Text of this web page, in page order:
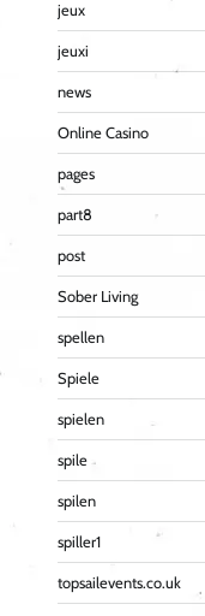
jeux
jeuxi
news
Online Casino
pages
part8
post
Sober Living
spellen
Spiele
spielen
spile
spilen
spiller1
topsailevents.co.uk